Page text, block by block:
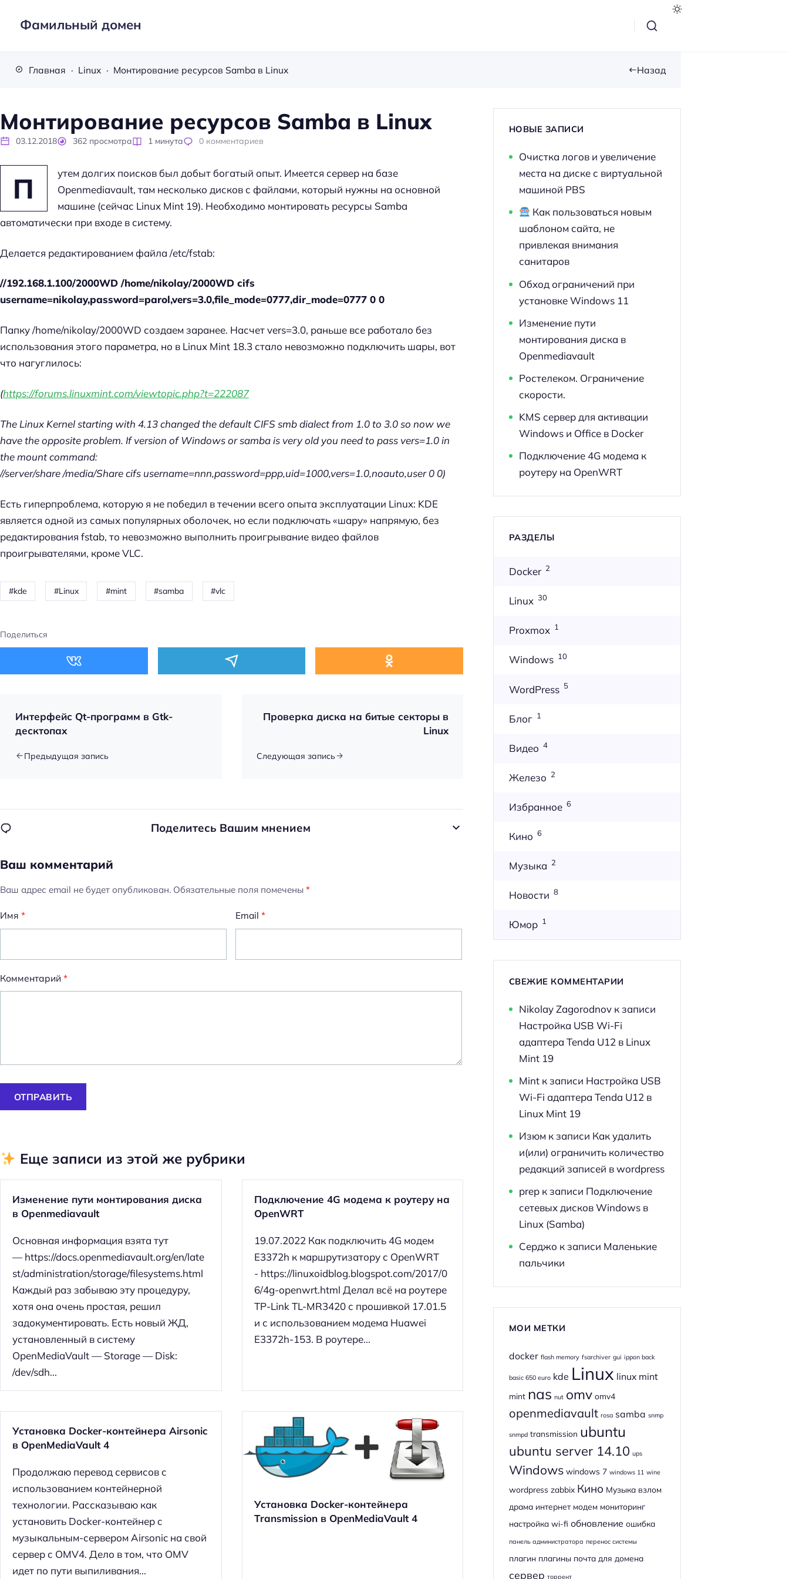
Фамильный домен
Главная Linux Монтирование ресурсов Samba в Linux Назад
Монтирование ресурсов Samba в Linux
03.12.2018 362 просмотра 1 минута 0 комментариев
П
утем долгих поисков был добыт богатый опыт. Имеется сервер на базе
Openmediavault, там несколько дисков с файлами, который нужны на основной
машине (сейчас Linux Mint 19). Необходимо монтировать ресурсы Samba
автоматически при входе в систему.
Делается редактированием файла /etc/fstab:
//192.168.1.100/2000WD /home/nikolay/2000WD cifs
username=nikolay,password=parol,vers=3.0,file_mode=0777,dir_mode=0777 0 0
Папку/home/nikolay/2000WD создаем заранее. Насчет vers=3.0, раньше все работало без
использования этого параметра, но в Linux Mint 18.3 стало невозможно подключить шары, вот
что нагуглилось:
(https://forums.linuxmint.com/viewtopic.php?t=222087
The Linux Kernel starting with 4.13 changed the default CIFS smb dialect from 1.0 to 3.0so now we
have the opposite problem. If version of Windows or samba is very old you need to pass vers=1.0 in
the mount command:
//server/share /media/Share cifs username=nnn,password=ppp,uid=1000,vers=1.0,noauto,user 0 0)
Есть гиперпроблема, которую я не победил в течении всего опыта эксплуатации Linux: KDE
является одной из самых популярных оболочек, но если подключать «шару» напрямую, без
редактирования fstab, то невозможно выполнить проигрывание видео файлов
проигрывателями, кроме VLC.
kde Linux mint samba vlc
Поделиться
Интерфейс Qt-программ в Gtk-
десктопах
Предыдущая запись
Проверка диска на битые секторы в
Linux
Следующая запись
Поделитесь Вашим мнением
Ваш комментарий
Ваш адрес email не будет опубликован. Обязательные поля помечены *
Имя * Email *
Комментарий *
ОТПРАВИТЬ
Еще записи из этой же рубрики
Изменение пути монтирования диска
в Openmediavault
Основная информация взята тут
— https://docs.openmediavault.org/en/late
st/administration/storage/filesystems.html
Каждый раз забываю эту процедуру,
хотя она очень простая, решил
задокументировать. Есть новый ЖД,
установленный в систему
OpenMediaVault — Storage — Disk:
/dev/sdh...
Подключение 4G модема к роутеру на
OpenWRT
19.07.2022 Как подключить 4G модем
E3372h к маршрутизатору с OpenWRT
- https://linuxoidblog.blogspot.com/2017/0
6/4g-openwrt.html Делал всё на роутере
TP-Link TL-MR3420 с прошивкой 17.01.5
и с использованием модема Huawei
E3372h-153. В роутере...
Установка Docker-контейнера Airsonic
в OpenMediaVault 4
Продолжаю перевод сервисов с
использованием контейнерной
технологии. Рассказываю как
установить Docker-контейнер c
музыкальным-сервером Airsonic на свой
сервер с OMV4. Дело в том, что OMV
идет по пути выпиливания...
Установка Docker-контейнера
Transmission в OpenMediaVault 4
НОВЫЕ ЗАПИСИ
Очистка логов и увеличение
места на диске с виртуальной
машиной PBS
Как пользоваться новым
шаблоном сайта, не
привлекая внимания
санитаров
Обход ограничений при
установке Windows 11
Изменение пути
монтирования диска в
Openmediavault
Ростелеком. Ограничение
скорости.
KMS сервер для активации
Windows и Office в Docker
Подключение 4G модема к
роутеру на OpenWRT
РАЗДЕЛЫ
Docker 2
Linux 30
Proxmox 1
Windows 10
WordPress 5
Блог 1
Видео 4
Железо 2
Избранное 6
Кино 6
Музыка 2
Новости 8
Юмор 1
СВЕЖИЕ КОММЕНТАРИИ
Nikolay Zagorodnovк записи
Настройка USB Wi-Fi
адаптера Tenda U12 в Linux
Mint 19
Mintк записи Настройка USB
Wi-Fi адаптера Tenda U12 в
Linux Mint 19
Изюм к записи Как удалить
и(или) ограничить количество
редакций записей в wordpress
prepк записи Подключение
сетевых дисков Windows в
Linux (Samba)
Серджо к записи Маленькие
пальчики
МОИ МЕТКИ
docker flash memory fsarchiver gui ippon back
basic 650 euro kde Linux linux mint
mint nas nut omv omv4
openmediavault rosa samba snmp
snmpd transmission ubuntu
ubuntu server 14.10 ups
Windows windows 7 windows 11 wine
wordpress zabbix Кино Музыка взлом
драма интернет модем мониторинг
настройка wi-fi обновление ошибка
панель администратора перенос системы
плагин плагины почта для домена
сервер торрент